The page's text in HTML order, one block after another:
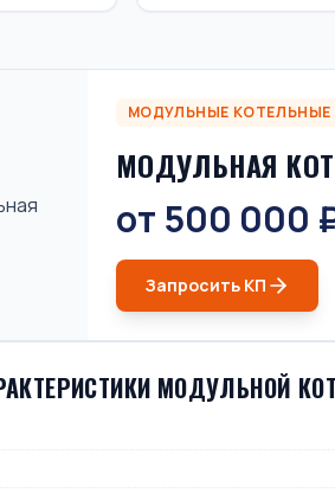
МОДУЛЬНЫЕ КОТЕЛЬНЫЕ
МОДУЛЬНАЯ
от 500 000
Запросить КП
МОДУЛЬНОЙ